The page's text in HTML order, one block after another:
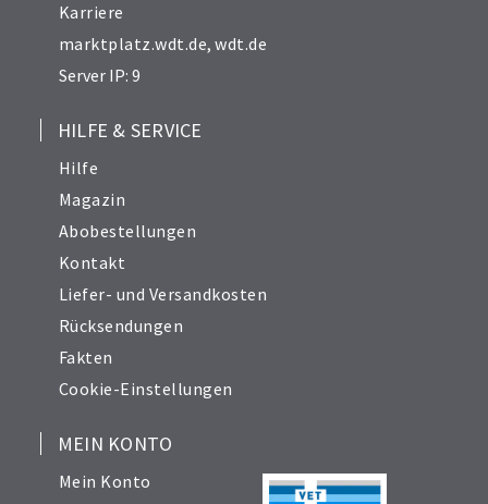
Karriere
marktplatz.wdt.de,wdt.de
Server IP: 9
HILFE & SERVICE
Hilfe
Magazin
Abobestellungen
Kontakt
Liefer- und Versandkosten
Rücksendungen
Fakten
Cookie-Einstellungen
MEIN KONTO
Mein Konto